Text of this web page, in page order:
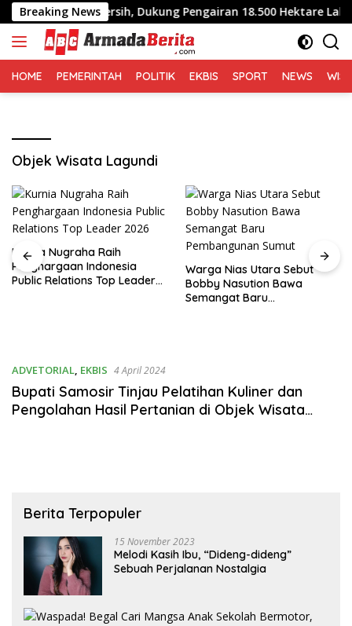
Langsung
ke
konten
Breaking News
Irigasi Bersih, Dukung Pengairan 18.500 Hektare Lahan di
HOME PEMERINTAH POLITIK EKBIS SPORT NEWS
Objek Wisata Lagundi
Kurnia Nugraha Raih
Penghargaan Indonesia
Public Relations Top Leader
Warga Nias Utara Sebut
Bobby Nasution Bawa
Semangat Baru
ADVETORIAL, EKBIS 4 April 2024
Bupati Samosir Tinjau Pelatihan Kuliner dan
Pengolahan Hasil Pertanian di Objek Wisata
Berita Terpopuler
15 November 2023
Melodi Kasih Ibu, “Dideng-dideng”
Sebuah Perjalanan Nostalgia